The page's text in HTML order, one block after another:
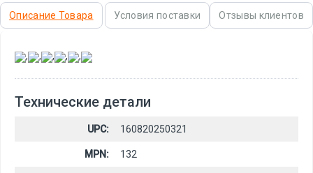
Описание Товара Условия поставки Отзывы клиентов
, , , , ,
Технические детали
UPC: 160820250321
MPN: 132